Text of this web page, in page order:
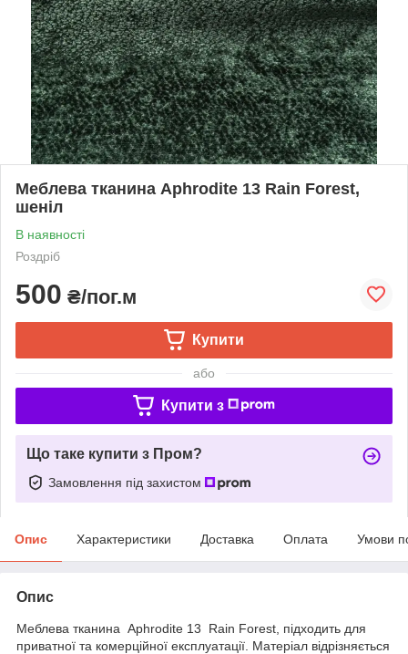
Меблева тканина Aphrodite 13 Rain Forest,
шеніл
В наявності
Роздріб
500 ₴/пог.м
Купити
або
Купити з
Що таке купити з Пром?
Замовлення під захистом
Опис Характеристики Доставка Оплата Умови
Опис
Меблева тканина Aphrodite 13 Rain Forest, підходить для
приватної та комерційної експлуатації. Матеріал відрізняється